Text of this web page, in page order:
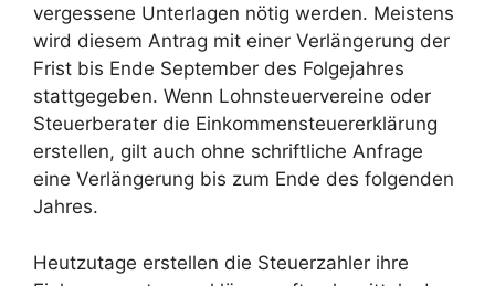
vergessene Unterlagen nötig werden. Meistens
wird diesem Antrag mit einer Verlängerung der
Frist bis Ende September des Folgejahres
stattgegeben. Wenn Lohnsteuervereine oder
Steuerberater die Einkommensteuererklärung
erstellen, gilt auch ohne schriftliche Anfrage
eine Verlängerung bis zum Ende des folgenden
Jahres.
Heutzutage erstellen die Steuerzahler ihre